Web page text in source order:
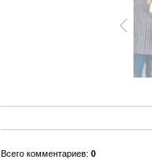
Всего комментариев: 0